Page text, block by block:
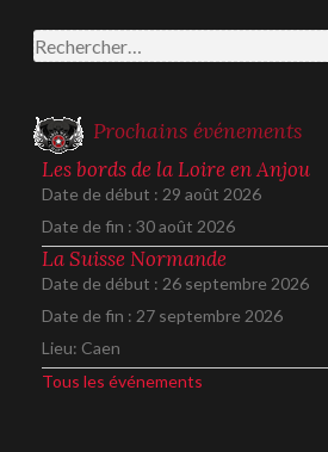
Rechercher :
Prochains événements
Les bords de la Loire en Anjou
Date de début : 29 août 2026
Date de fin : 30 août 2026
La Suisse Normande
Date de début : 26 septembre 2026
Date de fin : 27 septembre 2026
Lieu: Caen
Tous les événements